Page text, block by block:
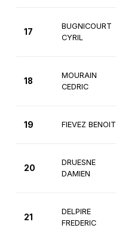
17
BUGNICOURT
CYRIL
18
MOURAIN
CEDRIC
19 FIEVEZ BENOIT
20
DRUESNE
DAMIEN
21
DELPIRE
FREDERIC